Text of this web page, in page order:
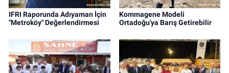
IFRI Raporunda Adıyaman İçin
"Metroköy" Değerlendirmesi
Kommagene Modeli
Ortadoğu'ya Barış Getirebilir